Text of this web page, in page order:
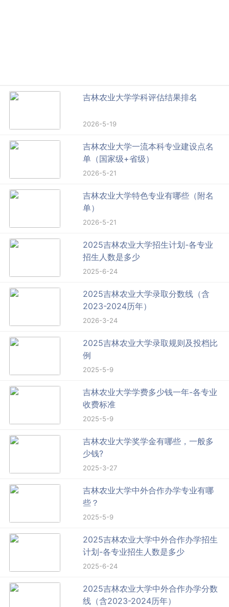
吉林农业大学学科评估结果排名
2026-5-19
吉林农业大学一流本科专业建设点名
单（国家级+省级）
2026-5-21
吉林农业大学特色专业有哪些（附名
单）
2026-5-21
2025吉林农业大学招生计划-各专业
招生人数是多少
2025-6-24
2025吉林农业大学录取分数线（含
2023-2024历年）
2026-3-24
2025吉林农业大学录取规则及投档比
例
2025-5-9
吉林农业大学学费多少钱一年-各专业
收费标准
2025-5-9
吉林农业大学奖学金有哪些，一般多
少钱?
2025-3-27
吉林农业大学中外合作办学专业有哪
些？
2025-5-9
2025吉林农业大学中外合作办学招生
计划-各专业招生人数是多少
2025-6-24
2025吉林农业大学中外合作办学分数
线（含2023-2024历年）